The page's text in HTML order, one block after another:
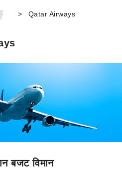
> > Qatar Airways
बजट विमान